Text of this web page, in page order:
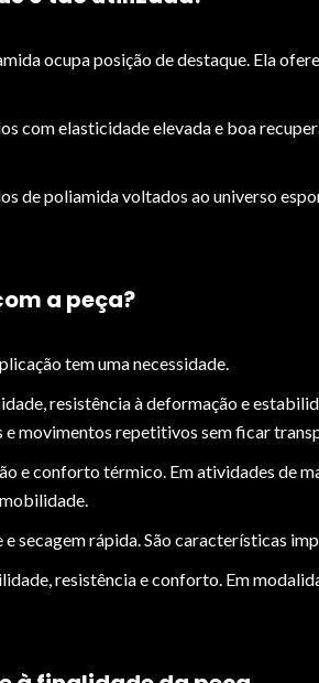
ocupa posição de destaque. Ela
com elasticidade elevada e boa
de poliamida voltados ao universo
a peça?
tem uma necessidade.
resistência à deformação e
movimentos repetitivos sem ficar
e conforto térmico. Em atividades de
secagem rápida. São características
resistência e conforto. Em